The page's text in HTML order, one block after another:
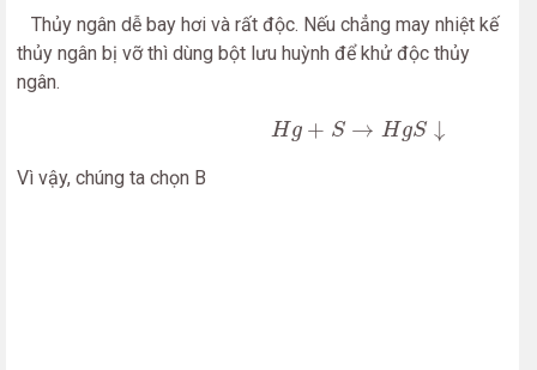
Thủy ngân dễ bay hơi và rất độc. Nếu chẳng may nhiệt kế
thủy ngân bị vỡ thì dùng bột lưu huỳnh để khử độc thủy
ngân.
Hg + S → HgS ↓
Hg+ S → g S↓
Vì vậy, chúng ta chọn B